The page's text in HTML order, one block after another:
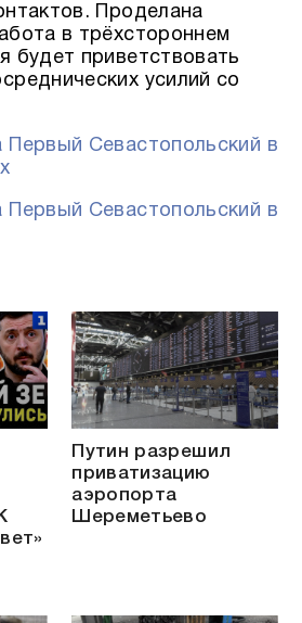
Проделана
в трёхстороннем
будет приветствовать
усилий со
Первый Севастопольский в
Первый Севастопольский в
Путин разрешил
приватизацию
аэропорта
Шереметьево